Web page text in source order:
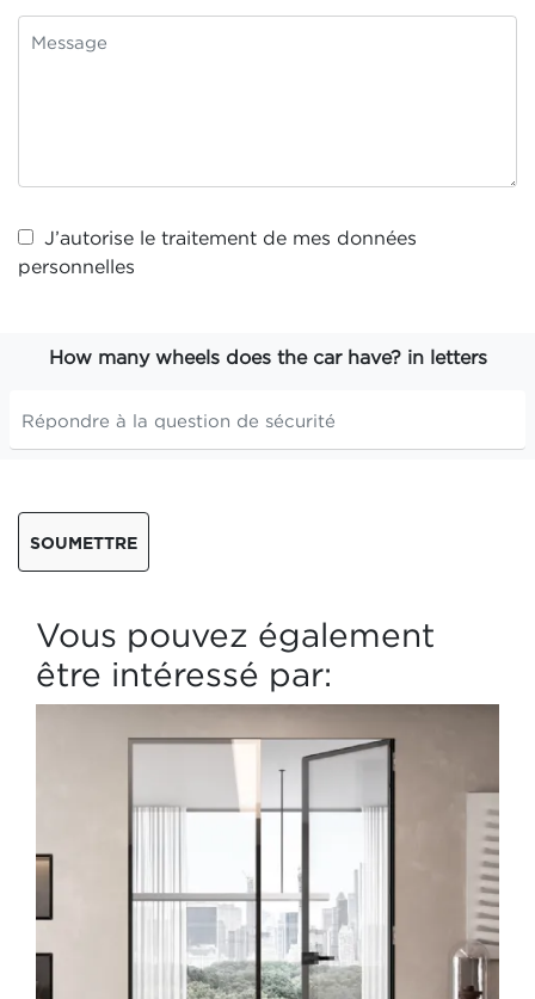
J’autorise le traitement de mes données
personnelles
How many wheels does the car have? in letters
SOUMETTRE
Vous pouvez également
être intéressé par: